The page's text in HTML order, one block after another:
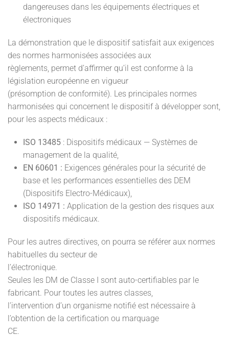
dangereuses dans les équipements électriques et
électroniques
La démonstration que le dispositif satisfait aux exigences
des normes harmonisées associées aux
règlements, permet d’affirmer qu’il est conforme à la
législation européenne en vigueur
(présomption de conformité). Les principales normes
harmonisées qui concernent le dispositif à développer sont,
pour les aspects médicaux :
ISO 13485 : Dispositifs médicaux — Systèmes de
management de la qualité,
EN 60601 : Exigences générales pour la sécurité de
base et les performances essentielles des DEM
(Dispositifs Electro-Médicaux),
ISO 14971 : Application de la gestion des risques aux
dispositifs médicaux.
Pour les autres directives, on pourra se référer aux normes
habituelles du secteur de
l’électronique.
Seules les DM de Classe I sont auto-certifiables par le
fabricant. Pour toutes les autres classes,
l’intervention d’un organisme notifié est nécessaire à
l’obtention de la certification ou marquage
CE.